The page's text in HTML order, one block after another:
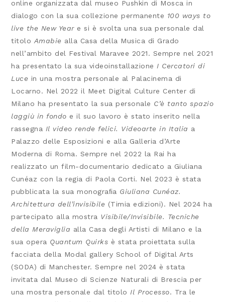
online organizzata dal museo Pushkin di Mosca in
dialogo con la sua collezione permanente 100 ways to
live the New Yeare si è svolta una sua personale dal
titolo Amabie alla Casa della Musica di Grado
nell’ambito del Festival Maravee 2021. Sempre nel 2021
ha presentato la sua videoinstallazione I Cercatori di
Luce in una mostra personale al Palacinema di
Locarno. Nel 2022 il Meet Digital Culture Center di
Milano ha presentato la sua personale C’è tanto spazio
laggiù in fondo e il suo lavoro è stato inserito nella
rassegna Il video rende felici. Videoarte in Italia a
Palazzo delle Esposizioni e alla Galleria d’Arte
Moderna di Roma. Sempre nel 2022 la Rai ha
realizzato un film-documentario dedicato a Giuliana
Cunéaz con la regia di Paola Corti. Nel 2023 è stata
pubblicata la sua monograﬁa Giuliana Cunéaz.
Architettura dell’invisibile (Timia edizioni). Nel 2024 ha
partecipato alla mostra Visibile/Invisibile. Tecniche
della Meraviglia alla Casa degli Artisti di Milano e la
sua opera Quantum Quirks è stata proiettata sulla
facciata della Modal gallery School of Digital Arts
(SODA) di Manchester. Sempre nel 2024 è stata
invitata dal Museo di Scienze Naturali di Brescia per
una mostra personale dal titolo Il Processo. Tra le